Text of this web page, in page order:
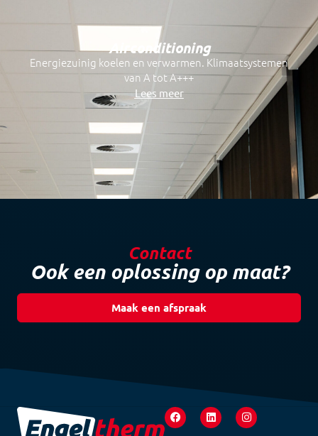
Airconditioning
Energiezuinig koelen en verwarmen. Klimaatsystemen
van A tot A+++
Lees meer
Contact
Ook een oplossing op maat?
Maak een afspraak